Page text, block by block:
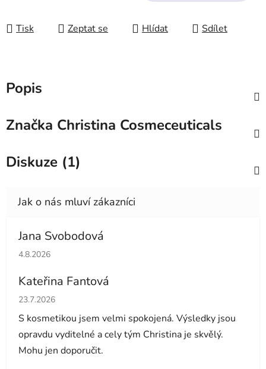
Tisk Zeptat se Hlídat Sdílet
Popis
Značka Christina Cosmeceuticals
Diskuze (1)
Jana Svobodová
Hodnocení obchodu je 5 z 5 hvězdiček.
4.8.2026
Kateřina Fantová
Hodnocení obchodu je 5 z 5 hvězdiček.
23.7.2026
S kosmetikou jsem velmi spokojená. Výsledky jsou
opravdu vyditelné a cely tým Christina je skvělý.
Mohu jen doporučit.